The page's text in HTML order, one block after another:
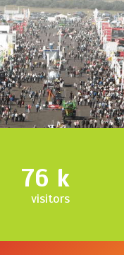
76 k
visitors